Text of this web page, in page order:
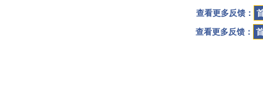
查看更多反馈：
查看更多反馈：